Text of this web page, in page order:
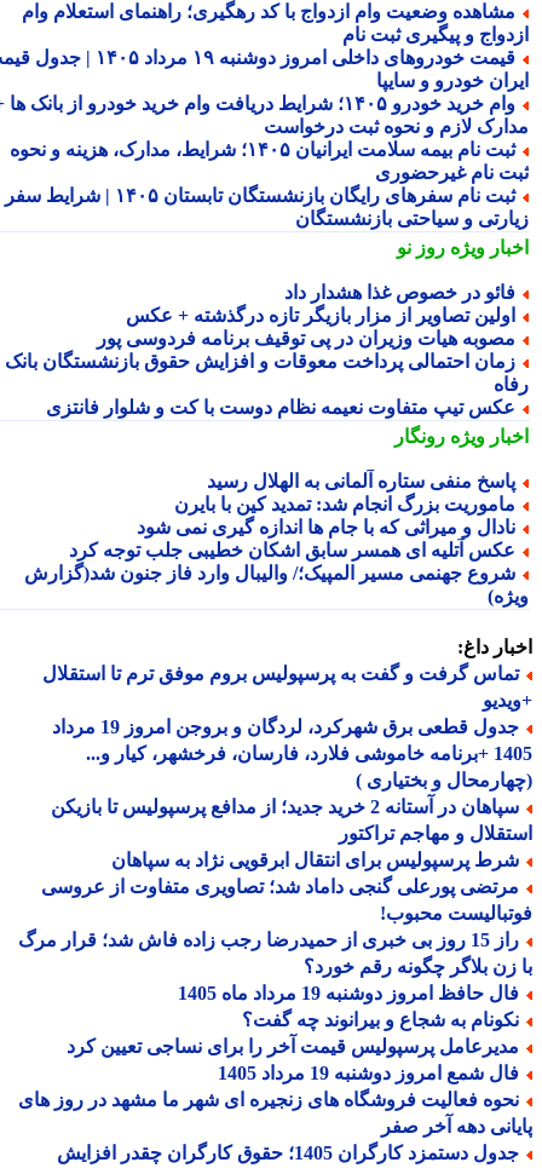
وضعیت وام ازدواج با کد رهگیری؛ راهنمای استعلام وام
و پیگیری ثبت نام
قیمت خودروهای داخلی امروز دوشنبه ۱۹ مرداد ۱۴۰۵ | جدول قیمت
خودرو و سایپا
وام خرید خودرو ۱۴۰۵؛ شرایط دریافت وام خرید خودرو از بانک ها +
لازم و نحوه ثبت درخواست
ثبت نام بیمه سلامت ایرانیان ۱۴۰۵؛ شرایط، مدارک، هزینه و نحوه
نام غیرحضوری
ثبت نام سفرهای رایگان بازنشستگان تابستان ۱۴۰۵ | شرایط سفر
و سیاحتی بازنشستگان
ویژهروز نو
در خصوص غذا هشدار داد
تصاویر از مزار بازیگر تازه درگذشته + عکس
هیات وزیران در پی توقیف برنامه فردوسی پور
احتمالی پرداخت معوقات و افزایش حقوق بازنشستگان بانک
تیپ متفاوت نعیمه نظام دوست با کت و شلوار فانتزی
ویژهرونگار
منفی ستاره آلمانی به الهلال رسید
بزرگ انجام شد: تمدید کین با بایرن
و میراثی که با جام ها اندازه گیری نمی شود
آتلیه ای همسر سابق اشکان خطیبی جلب توجه کرد
جهنمی مسیر المپیک؛/ والیبال وارد فاز جنون شد(گزارش
داغ:
گرفت و گفت به پرسپولیس بروم موفق ترم تا استقلال
جدول قطعی برق شهرکرد، لردگان و بروجن امروز 19 مرداد
1405 +برنامه خاموشی فلارد، فارسان، فرخشهر، کیار و...
و بختیاری )
سپاهان در آستانه 2 خرید جدید؛ از مدافع پرسپولیس تا بازیکن
و مهاجم تراکتور
پرسپولیس برای انتقال ابرقویی نژاد به سپاهان
پورعلی گنجی داماد شد؛ تصاویری متفاوت از عروسی
محبوب!
راز 15 روز بی خبری از حمیدرضا رجب زاده فاش شد؛ قرار مرگ
زن بلاگر چگونه رقم خورد؟
حافظ امروز دوشنبه 19 مرداد ماه 1405
به شجاع و بیرانوند چه گفت؟
پرسپولیس قیمت آخر را برای نساجی تعیین کرد
شمع امروز دوشنبه 19 مرداد 1405
فعالیت فروشگاه های زنجیره ای شهر ما مشهد در روز های
دهه آخر صفر
جدول دستمزد کارگران 1405؛ حقوق کارگران چقدر افزایش